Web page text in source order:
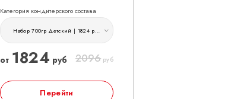
Категория кондитерского состава
от 1824 руб 2096 руб
Перейти